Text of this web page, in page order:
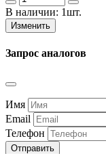
В наличии: 1шт.
Изменить
Запрос аналогов
Имя
Email
Телефон
Отправить